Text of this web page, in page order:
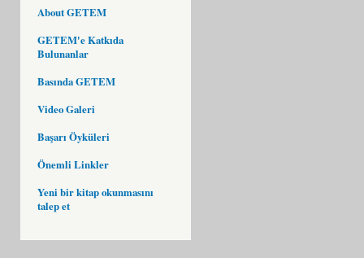
About GETEM
GETEM'e Katkıda
Bulunanlar
Basında GETEM
Video Galeri
Başarı Öyküleri
Önemli Linkler
Yeni bir kitap okunmasını
talep et